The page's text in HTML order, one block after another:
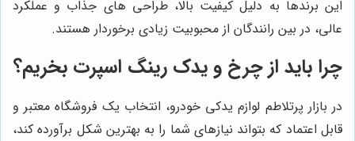
این برندها به دلیل کیفیت بالا، طراحی های جذاب و عملکرد
عالی، در بین رانندگان از محبوبیت زیادی برخوردار هستند.
چرا باید ازچرخ و یدک رینگ اسپرت بخریم؟
در بازار پرتلاطم لوازم یدکی خودرو، انتخاب یک فروشگاه معتبر و
قابل اعتماد که بتواند نیازهای شما را به بهترین شکل برآورده کند،